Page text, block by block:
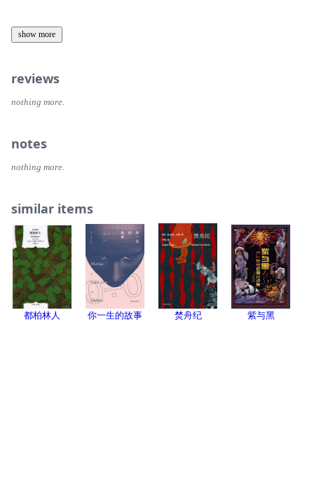
show more
reviews
nothing more.
notes
nothing more.
similar items
都柏林人 你一生的故事 焚舟纪 紫与黑